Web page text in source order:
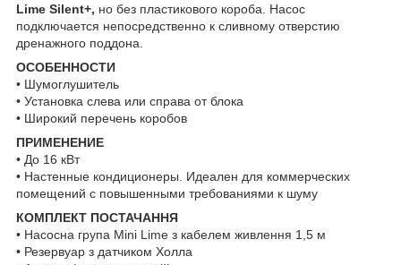
Lime Silent+, но без пластикового короба. Насос
подключается непосредственно к сливному отверстию
дренажного поддона.
ОСОБЕННОСТИ
• Шумоглушитель
• Установка слева или справа от блока
• Широкий перечень коробов
ПРИМЕНЕНИЕ
• До 16 кВт
• Настенные кондиционеры. Идеален для коммерческих
помещений с повышенными требованиями к шуму
КОМПЛЕКТ ПОСТАЧАННЯ
• Насосна група Mini Lime з кабелем живлення 1,5 м
• Резервуар з датчиком Холла